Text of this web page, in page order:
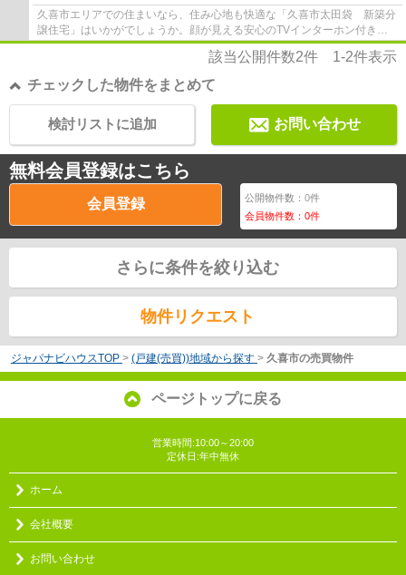
久喜市エリアでの住まいなら、住み心地も快適な「久喜市太田袋 新築分
譲住宅」はいかがでしょうか。顔が見える安心のTVインターホン付きで
す。室内環境まで左右する基礎は、強靭なベ...
該当公開件数2件 1-2件表示
チェックした物件をまとめて
お問い合わせ
検討リストに追加
無料会員登録はこちら
会員登録 公開物件数：0件
会員物件数：0件
さらに条件を絞り込む
物件リクエスト
ジャパナビハウスTOP > (戸建(売買))地域から探す > 久喜市の売買物件
ページトップに戻る
営業時間:10:00～20:00
定休日:年中無休
ホーム
会社概要
お問い合わせ